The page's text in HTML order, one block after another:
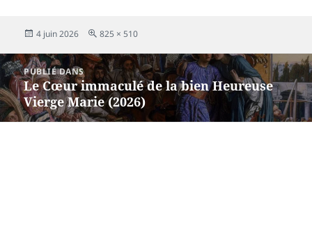
Publié
4 juin 2026
Taille
825 × 510
Navigation
de
l’article
PUBLIÉ DANS
Le Cœur immaculé de la bien Heureuse
Vierge Marie (2026)